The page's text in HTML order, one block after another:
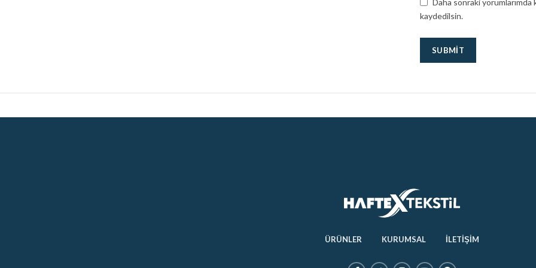
Daha sonraki yorumlarımda
kaydedilsin.
ÜRÜNLER KURUMSAL İLETİŞİM